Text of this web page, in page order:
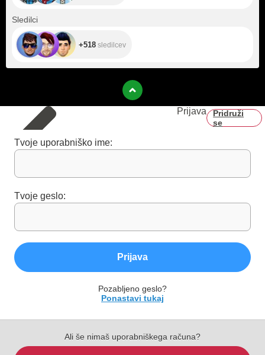
Sledilci
+518 sledilcev
Prijava
Pridruži
se
Tvoje uporabniško ime:
Tvoje geslo:
Prijava
Pozabljeno geslo?
Ponastavi tukaj
Ali še nimaš uporabniškega računa?